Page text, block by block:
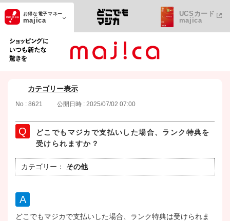
ショッピングにいつも新たな驚きを
お得な電子マネー
majica
UCSカード
majica
カテゴリー表示
No : 8621 公開日時 : 2025/07/02 07:00
どこでもマジカで支払いした場合、ランク特典を
受けられますか？
カテゴリー： その他
どこでもマジカで支払いした場合、ランク特典は受けられま